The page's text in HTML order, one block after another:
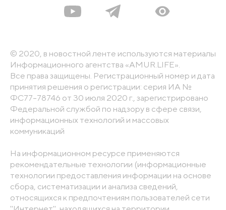
© 2020, в новостной ленте используются материалы
Информационного агентства «AMUR.LIFE».
Все права защищены. Регистрационный номер и дата
принятия решения о регистрации: серия ИА №
ФС77-78746 от 30 июля 2020 г., зарегистрировано
Федеральной службой по надзору в сфере связи,
информационных технологий и массовых
коммуникаций
На информационном ресурсе применяются
рекомендательные технологии (информационные
технологии предоставления информации на основе
сбора, систематизации и анализа сведений,
относящихся к предпочтениям пользователей сети